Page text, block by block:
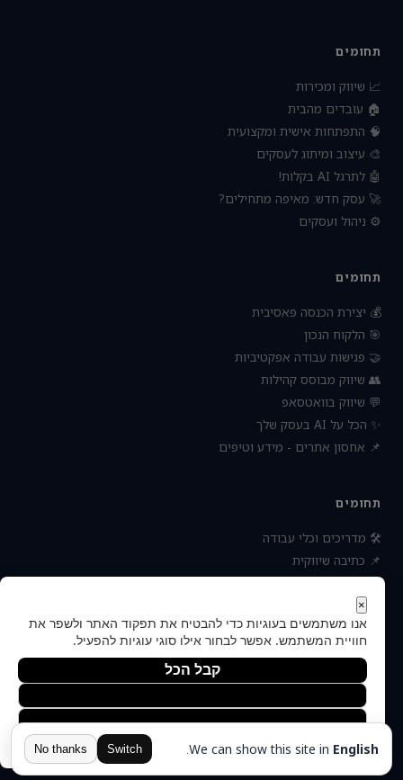
תחומים
📈 שיווק ומכירות
🏠 עובדים מהבית
🧠 התפתחות אישית ומקצועית
🎨 עיצוב ומיתוג לעסקים
🤖 לתרגל AI בקלות!
🚀 עסק חדש: מאיפה מתחילים?
⚙️ ניהול ועסקים
תחומים
💰 יצירת הכנסה פאסיבית
🎯 הלקוח הנכון
🤝 פגישות עבודה אפקטיביות
👥 שיווק מבוסס קהילות
💬 שיווק בוואטסאפ
✨ הכל על AI בעסק שלך
📌 אחסון אתרים - מידע וטיפים
תחומים
🛠 מדריכים וכלי עבודה
📌 כתיבה שיווקית
📌 socialbee מפלצת המדיה
📌 נטוורקינג וקשרים עסקיים
📌 חדשות כלכלה ועסקים
© 2026 — כל הזכויות
הוקם ומקודם ע"י:צימטים
הצהרת נגישותתקנון ותנאי שימושפרטיותאודות
×
אנו משתמשים בעוגיות כדי להבטיח את תפקוד האתר ולשפר את
חוויית המשתמש. אפשר לבחור אילו סוגי עוגיות להפעיל.
קבל הכל
העדפות
מדיניות הפרטיותWe can show this site in English
.
Switch
No thanks